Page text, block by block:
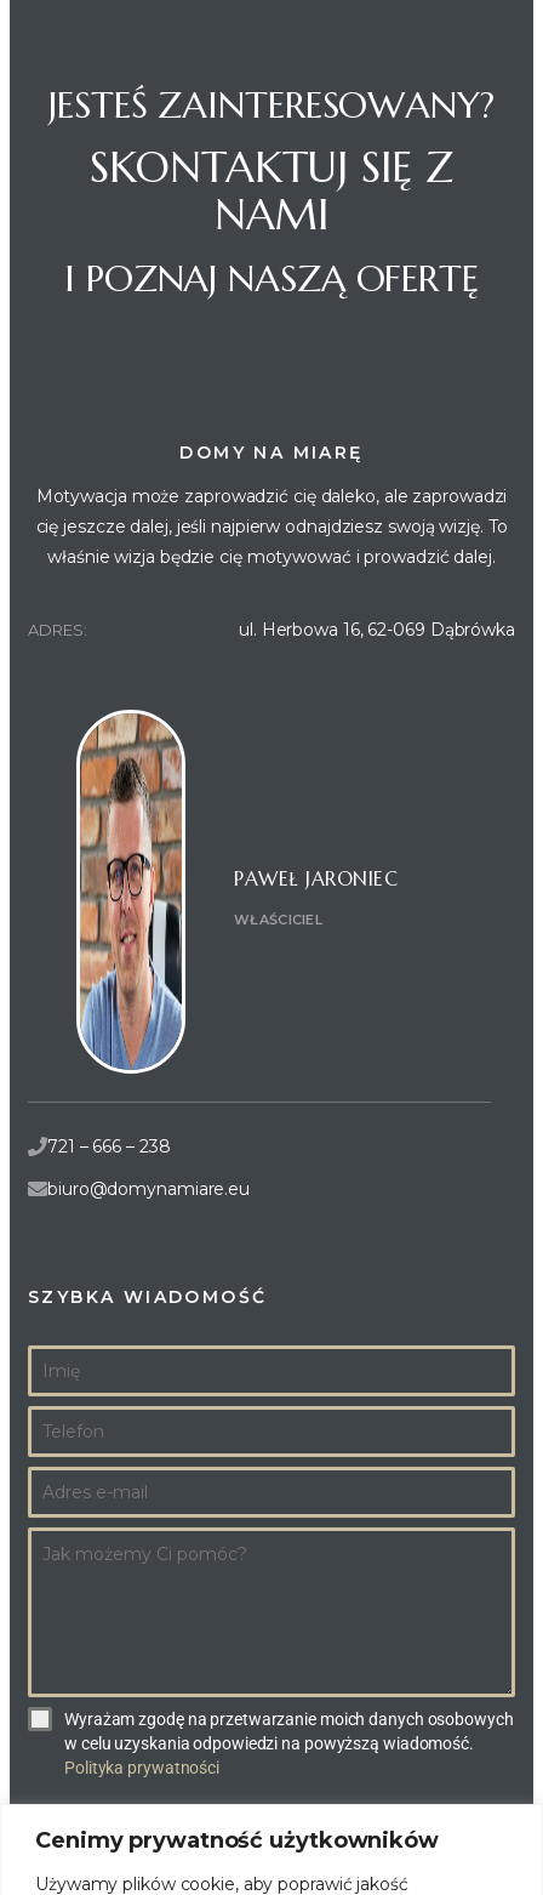
Cenimy prywatność użytkowników
Używamy plików cookie, aby poprawić jakość
JESTEŚ ZAINTERESOWANY?
SKONTAKTUJ SIĘ Z
NAMI
I POZNAJ NASZĄ OFERTĘ
DOMY NA MIARĘ
Motywacja może zaprowadzić cię daleko, ale zaprowadzi
cię jeszcze dalej, jeśli najpierw odnajdziesz swoją wizję. To
właśnie wizja będzie cię motywować i prowadzić dalej.
ADRES: ul. Herbowa 16, 62-069 Dąbrówka
PAWEŁ JARONIEC
WŁAŚCICIEL
721 – 666 – 238
biuro@domynamiare.eu
SZYBKA WIADOMOŚĆ
Wyrażam zgodę na przetwarzanie moich danych osobowych
w celu uzyskania odpowiedzi na powyższą wiadomość.
Polityka prywatności
WYŚLIJ WIADOMOŚĆ